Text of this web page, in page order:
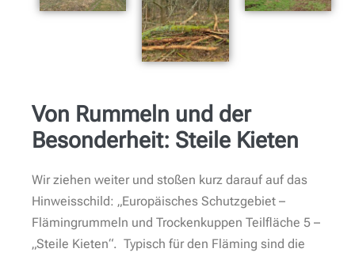
Von Rummeln und der
Besonderheit: Steile Kieten
Wir ziehen weiter und stoßen kurz darauf auf das
Hinweisschild: „Europäisches Schutzgebiet –
Flämingrummeln und Trockenkuppen Teilfläche 5 –
„Steile Kieten“. Typisch für den Fläming sind die